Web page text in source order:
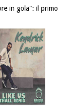
in gola": il primo